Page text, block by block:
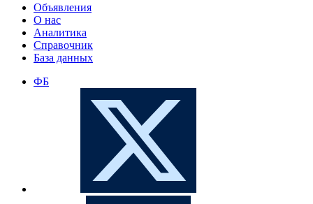
Объявления
О нас
Аналитика
Справочник
База данных
ФБ